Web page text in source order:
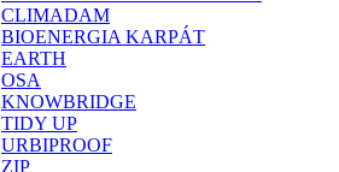
CLIMADAM
BIOENERGIA KARPÁT
EARTH
OSA
KNOWBRIDGE
TIDY UP
URBIPROOF
ZIP